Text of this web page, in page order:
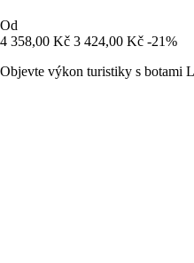
Od
4 358,00 Kč 3 424,00 Kč -21%
Objevte výkon turistiky s botami